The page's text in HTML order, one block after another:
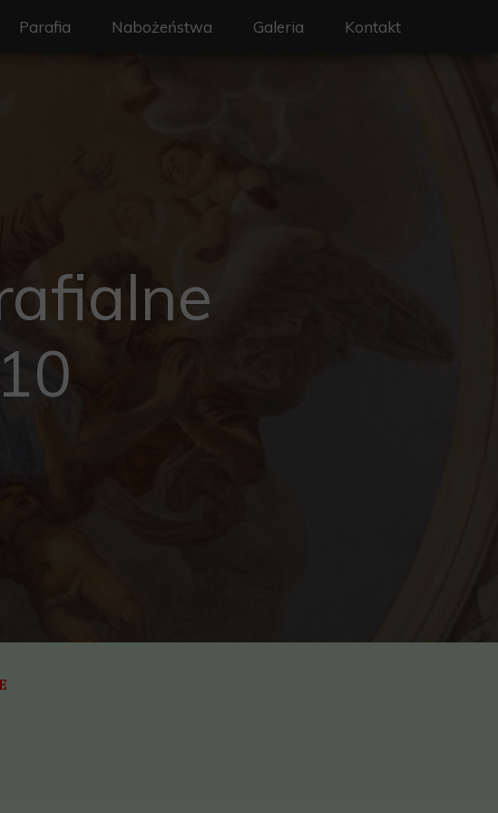
Parafia
Historia
Nabożeństwa Galeria Kontakt